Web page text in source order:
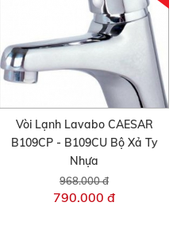
Vòi Lạnh Lavabo CAESAR
B109CP - B109CU Bộ Xả Ty
Nhựa
968.000 đ
790.000 đ